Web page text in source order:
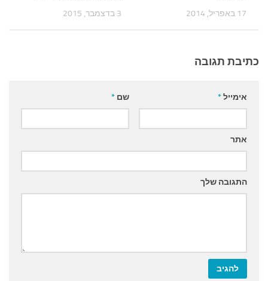
3 בדצמבר, 2015 17 באפריל, 2014
כתיבת תגובה
שם * אימייל*
אתר
התגובה שלך